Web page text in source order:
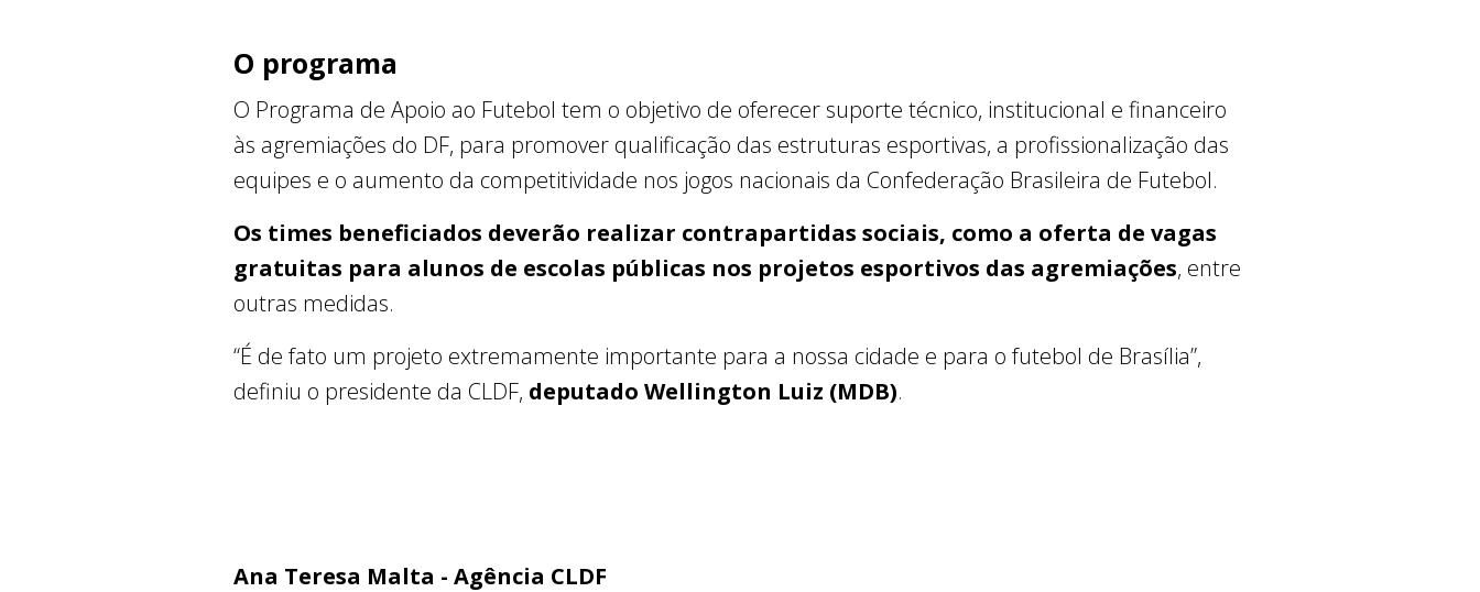
O programa
O Programa de Apoio ao Futebol tem o objetivo de oferecer suporte técnico, institucional e financeiro
às agremiações do DF, para promover qualificação das estruturas esportivas, a profissionalização das
equipes e o aumento da competitividade nos jogos nacionais da Confederação Brasileira de Futebol.
Os times beneficiados deverão realizar contrapartidas sociais, como a oferta de vagas
gratuitas para alunos de escolas públicas nos projetos esportivos das agremiações, entre
outras medidas.
“É de fato um projeto extremamente importante para a nossa cidade e para o futebol de Brasília”,
definiu o presidente da CLDF, deputado Wellington Luiz (MDB).
Ana Teresa Malta - Agência CLDF